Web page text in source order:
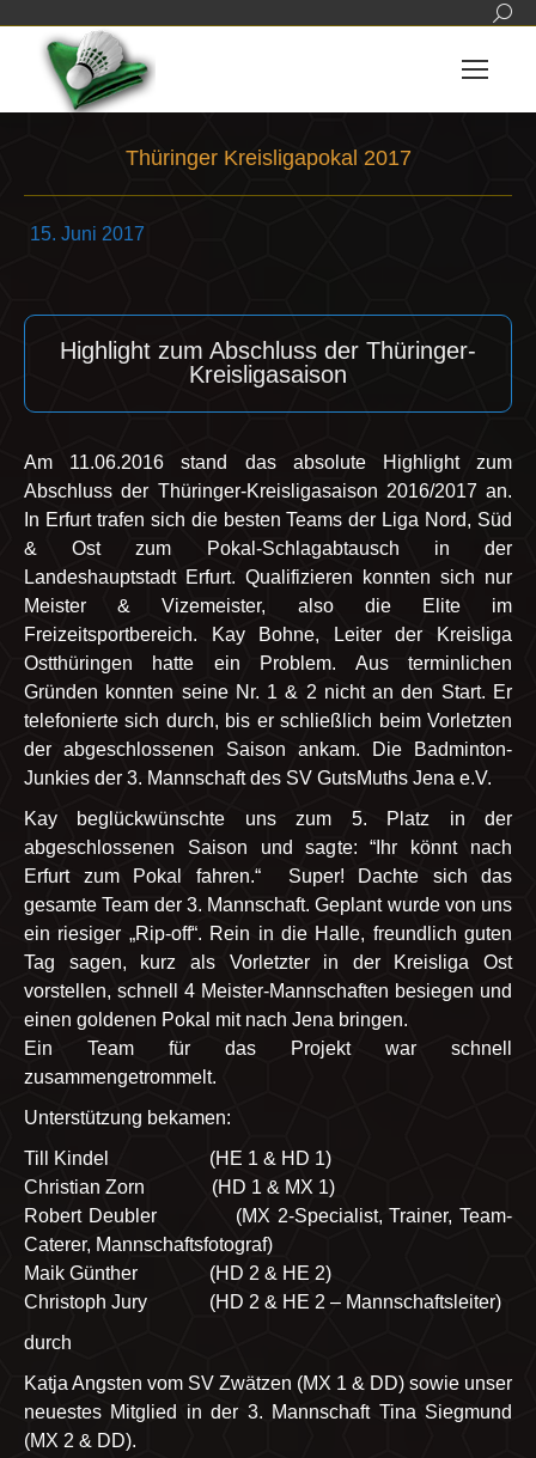
Thüringer Kreisligapokal 2017
15. Juni 2017
Highlight zum Abschluss der Thüringer-
Kreisligasaison
Am 11.06.2016 stand das absolute Highlight zum
Abschluss der Thüringer-Kreisligasaison 2016/2017 an.
In Erfurt trafen sich die besten Teams der Liga Nord, Süd
& Ost zum Pokal-Schlagabtausch in der
Landeshauptstadt Erfurt. Qualifizieren konnten sich nur
Meister & Vizemeister, also die Elite im
Freizeitsportbereich. Kay Bohne, Leiter der Kreisliga
Ostthüringen hatte ein Problem. Aus terminlichen
Gründen konnten seine Nr. 1 & 2 nicht an den Start. Er
telefonierte sich durch, bis er schließlich beim Vorletzten
der abgeschlossenen Saison ankam. Die Badminton-
Junkies der 3. Mannschaft des SV GutsMuths Jena e.V.
Kay beglückwünschte uns zum 5. Platz in der
abgeschlossenen Saison und sagte: “Ihr könnt nach
Erfurt zum Pokal fahren.“ Super! Dachte sich das
gesamte Team der 3. Mannschaft. Geplant wurde von uns
ein riesiger „Rip-off“. Rein in die Halle, freundlich guten
Tag sagen, kurz als Vorletzter in der Kreisliga Ost
vorstellen, schnell 4 Meister-Mannschaften besiegen und
einen goldenen Pokal mit nach Jena bringen.
Ein Team für das Projekt war schnell
zusammengetrommelt.
Unterstützung bekamen:
Till Kindel (HE 1 & HD 1)
Christian Zorn (HD 1 & MX 1)
Robert Deubler (MX 2-Specialist, Trainer, Team-
Caterer, Mannschaftsfotograf)
Maik Günther (HD 2 & HE 2)
Christoph Jury (HD 2 & HE 2 – Mannschaftsleiter)
durch
Katja Angsten vom SV Zwätzen (MX 1 & DD) sowie unser
neuestes Mitglied in der 3. Mannschaft Tina Siegmund
(MX 2 & DD).